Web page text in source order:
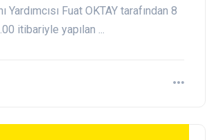
Yardımcısı Fuat OKTAY tarafından 8
itibariyle yapılan ...